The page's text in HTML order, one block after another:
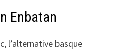
Enbatan
l’alternative basque